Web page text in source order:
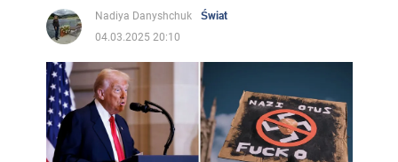
Nadiya Danyshchuk
Świat
04.03.2025 20:10